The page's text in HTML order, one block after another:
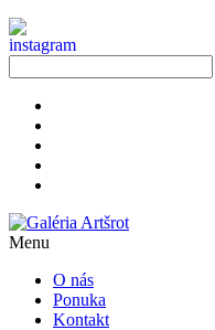
Menu
O nás
Ponuka
Kontakt